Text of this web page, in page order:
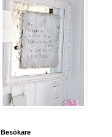
Besökare